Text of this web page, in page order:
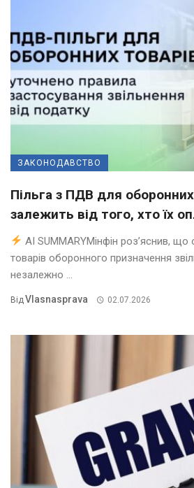
ЗАКОНОДАВСТВО
Пільга з ПДВ для
залежить від того, хто їх
AI SUMMARYМінфін роз’яснив, що
товарів оборонного призначення
незалежно ...
Від Vlasnasprava 02.07.2026